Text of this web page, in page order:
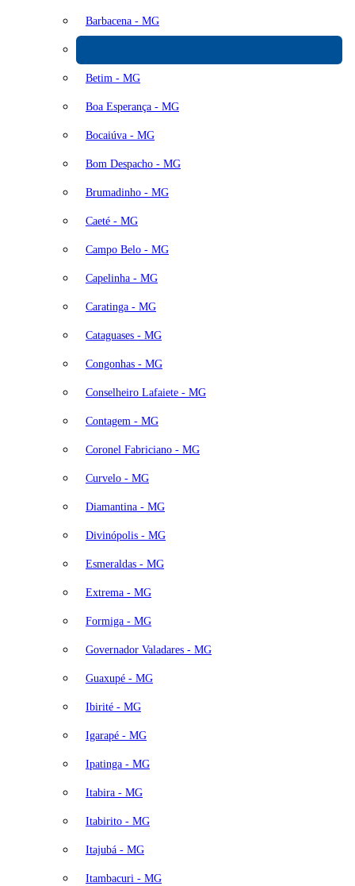
Barbacena - MG
Betim - MG
Boa Esperança - MG
Bocaiúva - MG
Bom Despacho - MG
Brumadinho - MG
Caeté - MG
Campo Belo - MG
Capelinha - MG
Caratinga - MG
Cataguases - MG
Congonhas - MG
Conselheiro Lafaiete - MG
Contagem - MG
Coronel Fabriciano - MG
Curvelo - MG
Diamantina - MG
Divinópolis - MG
Esmeraldas - MG
Extrema - MG
Formiga - MG
Governador Valadares - MG
Guaxupé - MG
Ibirité - MG
Igarapé - MG
Ipatinga - MG
Itabira - MG
Itabirito - MG
Itajubá - MG
Itambacuri - MG